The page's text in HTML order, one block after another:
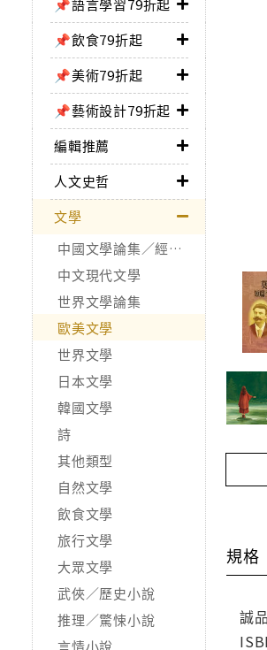
📌飲食79折起
📌美術79折起
📌藝術設計79折起
編輯推薦
人文史哲
文學
中國文學論集／經典作品
中文現代文學
世界文學論集
歐美文學
世界文學
日本文學
韓國文學
詩
其他類型
自然文學
飲食文學
旅行文學
大眾文學
武俠／歷史小說
推理／驚悚小說
言情小說
規格
誠